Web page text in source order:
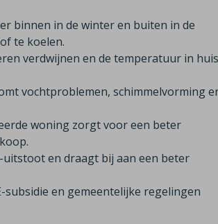
binnen in de winter en buiten in de
te koelen.
verdwijnen en de temperatuur in huis
vochtproblemen, schimmelvorming
woning zorgt voor een beter
uitstoot en draagt bij aan een beter
subsidie en gemeentelijke regelingen